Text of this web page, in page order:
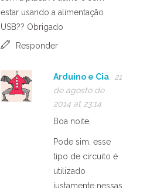
estar usando a alimentação
USB?? Obrigado
Responder
Arduino e Cia
21
de agosto de
2014 at 23:14
Boa noite,
Pode sim, esse
tipo de circuito é
utilizado
justamente nessas